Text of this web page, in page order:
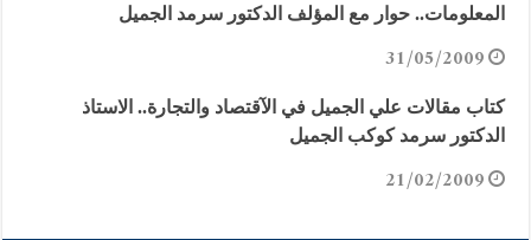
المعلومات.. حوار مع المؤلف الدكتور سرمد الجميل
31/05/2009
كتاب مقالات علي الجميل في الآقتصاد والتجارة.. الاستاذ
الدكتور سرمد كوكب الجميل
21/02/2009